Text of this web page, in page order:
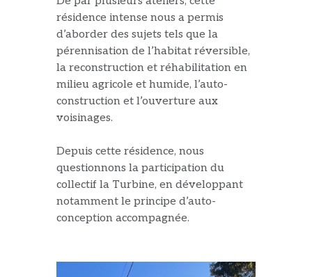
résidence intense nous a permis
d’aborder des sujets tels que la
pérennisation de l’habitat réversible,
la reconstruction et réhabilitationen
milieu agricole et humide, l’auto-
construction et l’ouverture aux
voisinages.
Depuis cette résidence, nous
questionnons la participation du
collectif la Turbine, en développant
notamment le principe d’auto-
conception accompagnée.